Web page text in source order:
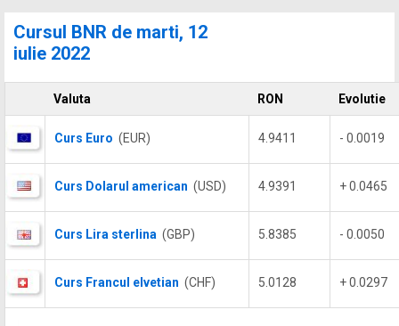
Cursul BNR de marti, 12
iulie 2022
Valuta RON Evolutie
Curs Euro (EUR) 4.9411 - 0.0019
Curs Dolarul american (USD) 4.9391 + 0.0465
Curs Lira sterlina (GBP) 5.8385 - 0.0050
Curs Francul elvetian (CHF) 5.0128 + 0.0297